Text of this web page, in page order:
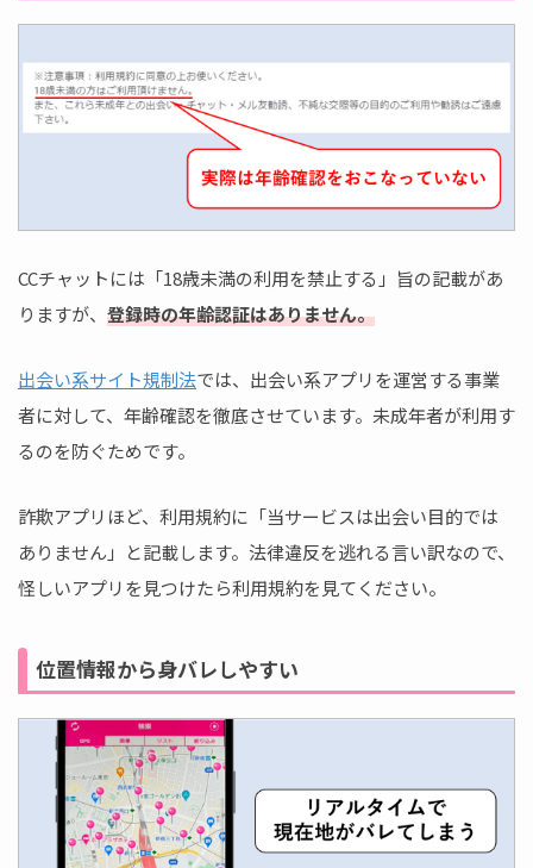
CCチャットには「18歳未満の利用を禁止する」旨の記載があ
りますが、 登録時の年齢認証はありません。
出会い系サイト規制法では、出会い系アプリを運営する事業
者に対して、年齢確認を徹底させています。未成年者が利用す
るのを防ぐためです。
詐欺アプリほど、利用規約に「当サービスは出会い目的では
ありません」と記載します。法律違反を逃れる言い訳なので、
怪しいアプリを見つけたら利用規約を見てください。
位置情報から身バレしやすい